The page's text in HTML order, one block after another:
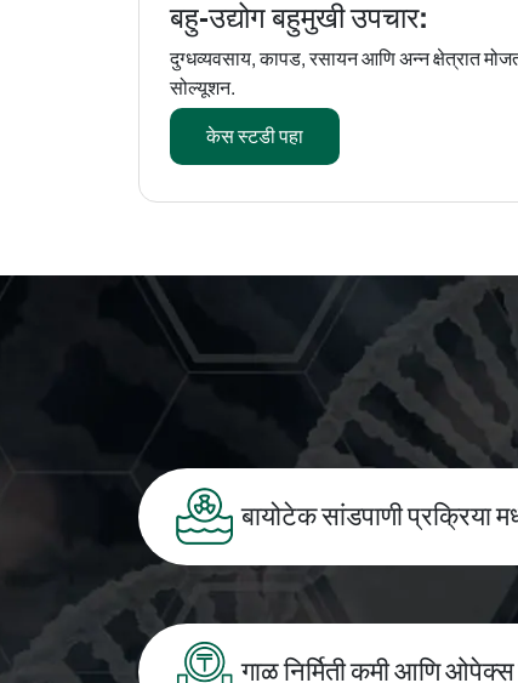
बहु-उद्योग बहुमुखी उपचार:
दुग्धव्यवसाय, कापड, रसायन आणि अन्न क्षेत्रात
सोल्यूशन.
केस स्टडी पहा
बायोटेक सांडपाणी प्रक्रिया
गाळ निर्मिती कमी आणि